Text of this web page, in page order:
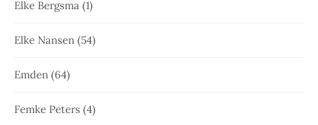
Elke Bergsma (1)
Elke Nansen (54)
Emden (64)
Femke Peters (4)